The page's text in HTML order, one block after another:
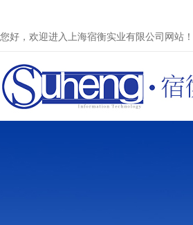
您好，欢迎进入上海宿衡实业有限公司网站！